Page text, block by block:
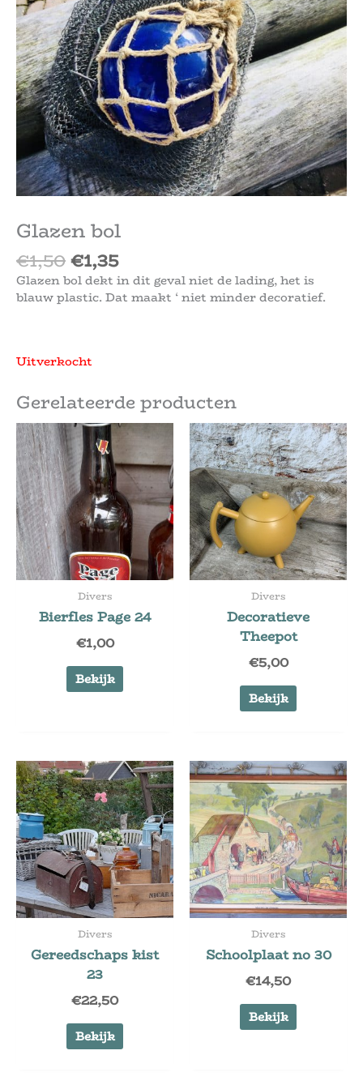
Glazen bol
€1,50
€1,50.
€1,35
€1,35.
Glazen bol dekt in dit geval niet de lading, het is
blauw plastic. Dat maakt ‘ niet minder decoratief.
Uitverkocht
Gerelateerde producten
Divers
Bierfles Page 24
€1,00
Bekijk
Divers
Decoratieve
Theepot
€5,00
Bekijk
Divers
Gereedschaps kist
23
€22,50
Bekijk
Divers
Schoolplaat no 30
€14,50
Bekijk